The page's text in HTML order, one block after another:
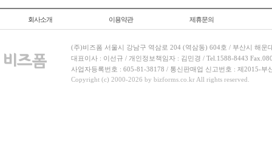
회사소개 이용약관 제휴문의
(주)비즈폼 서울시 강남구 역삼로 204 (역삼동) 604호 / 부산시 해운
대표이사 : 이선규 / 개인정보책임자 : 김민경 / Tel.1588-8443
사업자등록번호 : 605-81-38178 / 통신판매업 신고번호 : 제2015-부
Copyright (c) 2000-2026 by bizforms.co.kr All rights reserved.